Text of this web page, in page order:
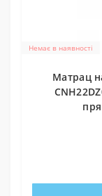
Немає в наявності
Матрац